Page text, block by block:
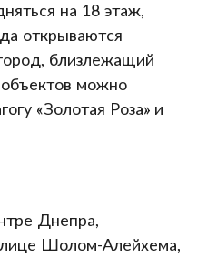
на 18 этаж,
открываются
близлежащий
можно
«Золотая Роза» и
Днепра,
Шолом-Алейхема,